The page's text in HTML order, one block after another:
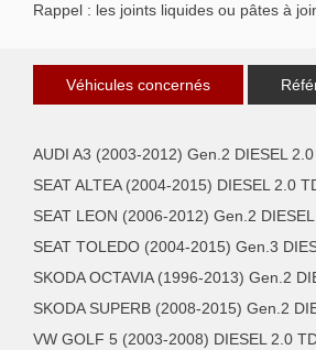
Rappel : les joints liquides ou pâtes à
Véhicules concernés
AUDI A3 (2003-2012) Gen.2 DIESEL
SEAT ALTEA (2004-2015) DIESEL 2.0
SEAT LEON (2006-2012) Gen.2
SEAT TOLEDO (2004-2015) Gen.3
SKODA OCTAVIA (1996-2013) Gen.2
SKODA SUPERB (2008-2015) Gen.2
VW GOLF 5 (2003-2008) DIESEL 2.0